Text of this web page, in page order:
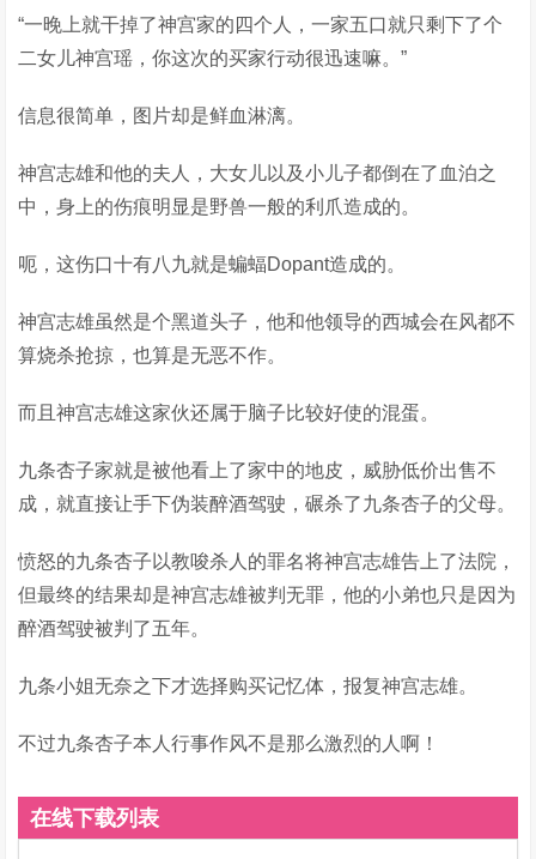
“一晚上就干掉了神宫家的四个人，一家五口就只剩下了个
二女儿神宫瑶，你这次的买家行动很迅速嘛。”
信息很简单，图片却是鲜血淋漓。
神宫志雄和他的夫人，大女儿以及小儿子都倒在了血泊之
中，身上的伤痕明显是野兽一般的利爪造成的。
呃，这伤口十有八九就是蝙蝠Dopant造成的。
神宫志雄虽然是个黑道头子，他和他领导的西城会在风都不
算烧杀抢掠，也算是无恶不作。
而且神宫志雄这家伙还属于脑子比较好使的混蛋。
九条杏子家就是被他看上了家中的地皮，威胁低价出售不
成，就直接让手下伪装醉酒驾驶，碾杀了九条杏子的父母。
愤怒的九条杏子以教唆杀人的罪名将神宫志雄告上了法院，
但最终的结果却是神宫志雄被判无罪，他的小弟也只是因为
醉酒驾驶被判了五年。
九条小姐无奈之下才选择购买记忆体，报复神宫志雄。
不过九条杏子本人行事作风不是那么激烈的人啊！
在线下载列表